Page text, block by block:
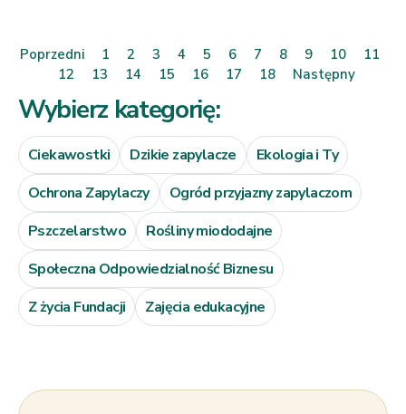
Wybierz kategorię:
Ciekawostki Dzikie zapylacze
Ekologia i Ty
Ochrona Zapylaczy
Ogród przyjazny zapylaczom
Pszczelarstwo
Rośliny miododajne
Społeczna Odpowiedzialność Biznesu
Z życia Fundacji
Zajęcia edukacyjne
Poprzedni 1 2 3 4 5 6 7 8 9 10
11
12
13 14 15 16 17 18 Następny